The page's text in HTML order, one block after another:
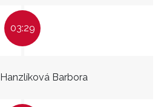
03:29
Hanzlíková Barbora